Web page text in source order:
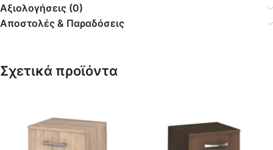
Αξιολογήσεις (0)
Αποστολές & Παραδόσεις
Σχετικά προϊόντα